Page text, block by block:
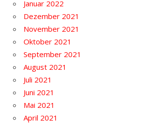
Januar 2022
Dezember 2021
November 2021
Oktober 2021
September 2021
August 2021
Juli 2021
Juni 2021
Mai 2021
April 2021